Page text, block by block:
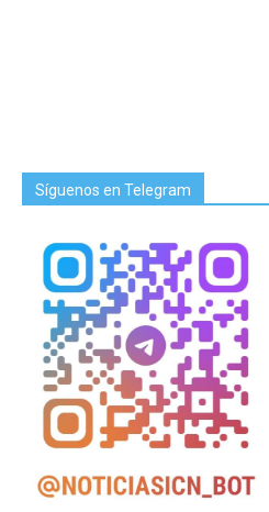
Síguenos en Telegram